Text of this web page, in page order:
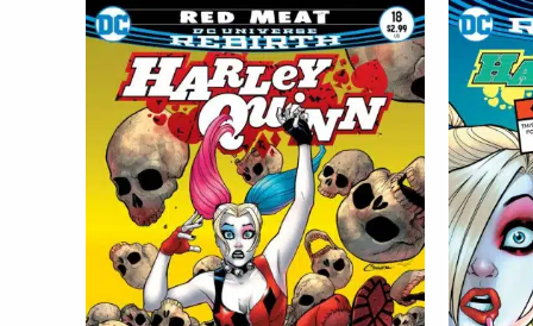
Plage
de
prix :
7.50€
à
8.50€
Ce
produit
a
plusieurs
variations.
Les
options
peuvent
être